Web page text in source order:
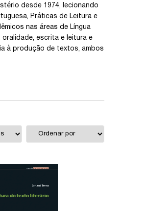
desde 1974, lecionando
Práticas de Leitura e
nas áreas de Língua
escrita e leitura e
à produção de textos, ambos